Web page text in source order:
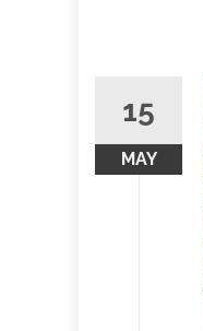
15
MAY